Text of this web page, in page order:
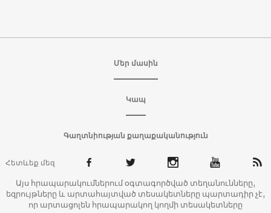
Մեր մասին
Կապ
Գաղտնիության քաղաքականություն
Հետևեք մեզ
Այս հրապարակումներում օգտագործված տեղանունները,
եզրույթները և արտահայտված տեսակետները պարտադիր չէ,
որ արտացոլեն հրապարակող կողմի տեսակետները